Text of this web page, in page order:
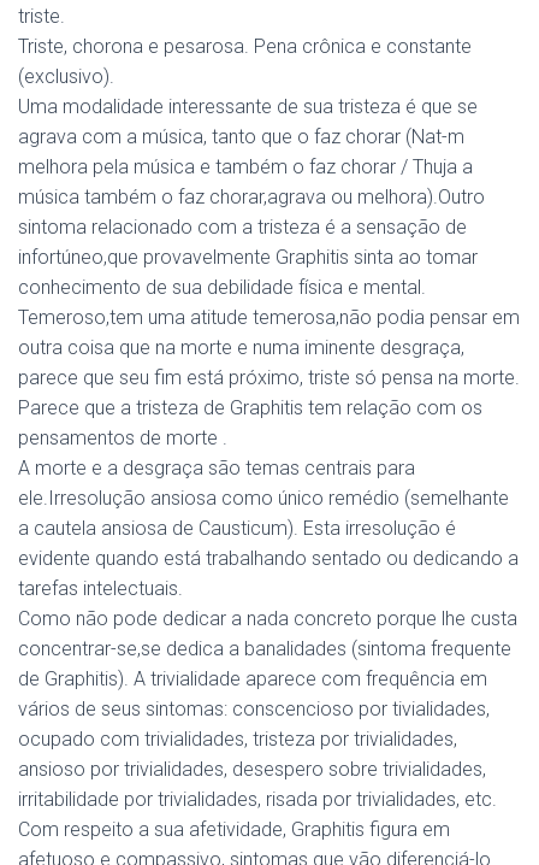
triste.
Triste, chorona e pesarosa. Pena crônica e constante
(exclusivo).
Uma modalidade interessante de sua tristeza é que se
agrava com a música, tanto que o faz chorar (Nat-m
melhora pela música e também o faz chorar / Thuja a
música também o faz chorar,agrava ou melhora).Outro
sintoma relacionado com a tristeza é a sensação de
infortúneo,que provavelmente Graphitis sinta ao tomar
conhecimento de sua debilidade física e mental.
Temeroso,tem uma atitude temerosa,não podia pensar em
outra coisa que na morte e numa iminente desgraça,
parece que seu fim está próximo, triste só pensa na morte.
Parece que a tristeza de Graphitis tem relação com os
pensamentos de morte .
A morte e a desgraça são temas centrais para
ele.Irresolução ansiosa como único remédio (semelhante
a cautela ansiosa de Causticum). Esta irresolução é
evidente quando está trabalhando sentado ou dedicando a
tarefas intelectuais.
Como não pode dedicar a nada concreto porque lhe custa
concentrar-se,se dedica a banalidades (sintoma frequente
de Graphitis). A trivialidade aparece com frequência em
vários de seus sintomas: conscencioso por tivialidades,
ocupado com trivialidades, tristeza por trivialidades,
ansioso por trivialidades, desespero sobre trivialidades,
irritabilidade por trivialidades, risada por trivialidades, etc.
Com respeito a sua afetividade, Graphitis figura em
afetuoso e compassivo, sintomas que vão diferenciá-lo